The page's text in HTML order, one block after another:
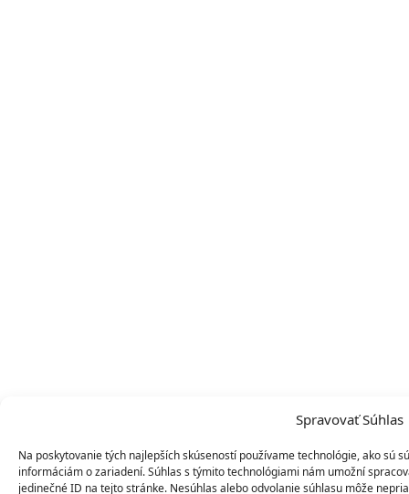
Spravovať Súhlas
Na poskytovanie tých najlepších skúseností používame technológie, ako sú
informáciám o zariadení. Súhlas s týmito technológiami nám umožní
jedinečné ID na tejto stránke. Nesúhlas alebo odvolanie súhlasu môže